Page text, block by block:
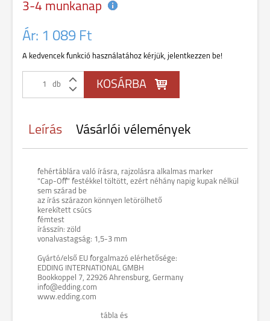
3-4 munkanap
Ár: 1 089 Ft
A kedvencek funkció használatához kérjük, jelentkezzen be!
db
Leírás Vásárlói vélemények
fehértáblára való írásra, rajzolásra alkalmas marker
"Cap-Off" festékkel töltött, ezért néhány napig kupak nélkül
sem szárad be
az írás szárazon könnyen letörölhető
kerekített csúcs
fémtest
írásszín: zöld
vonalvastagság: 1,5-3 mm
Gyártó/első EU forgalmazó elérhetősége:
EDDING INTERNATIONAL GMBH
Bookkoppel 7, 22926 Ahrensburg, Germany
info@edding.com
www.edding.com
tábla és